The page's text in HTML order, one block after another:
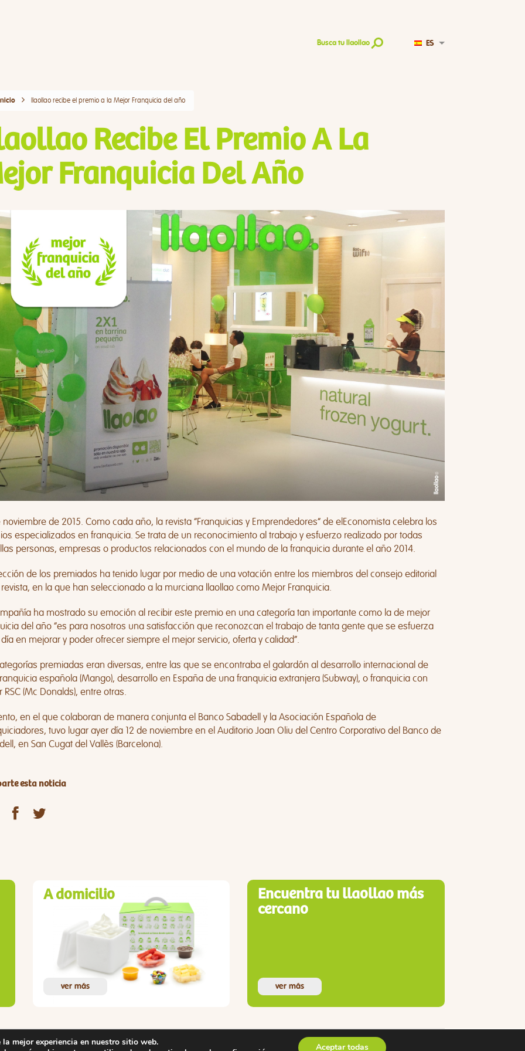
Busca tu llaollao ES
llaollao recibe el premio a la Mejor Franquicia del año
Recibe El Premio A La
Franquicia Del Año
noviembre de 2015. Como cada año, la revista “Franquicias y Emprendedores” de elEconomista celebra los
especializados en franquicia. Se trata de un reconocimiento al trabajo y esfuerzo realizado por todas
personas, empresas o productos relacionados con el mundo de la franquicia durante el año 2014.
de los premiados ha tenido lugar por medio de una votación entre los miembros del consejo editorial
en la que han seleccionado a la murciana llaollao como Mejor Franquicia.
ha mostrado su emoción al recibir este premio en una categoría tan importante como la de mejor
del año “es para nosotros una satisfacción que reconozcan el trabajo de tanta gente que se esfuerza
en mejorar y poder ofrecer siempre el mejor servicio, oferta y calidad”.
premiadas eran diversas, entre las que se encontraba el galardón al desarrollo internacional de
española (Mango), desarrollo en España de una franquicia extranjera (Subway), o franquicia con
RSC (Mc Donalds), entre otras.
en el que colaboran de manera conjunta el Banco Sabadell y la Asociación Española de
tuvo lugar ayer día 12 de noviembre en el Auditorio Joan Oliu del Centro Corporativo del Banco de
en San Cugat del Vallès (Barcelona).
esta noticia
A domicilio
ver más
Encuentra tu llaollao más
cercano
ver más
mejor experiencia en nuestro sitio web.
Aceptar todas